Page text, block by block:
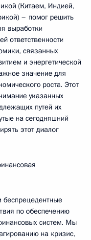
(Китаем, Индией,
– помог решить
выработки
ответственности
связанных
и энергетической
значение для
роста. Этот
указанных
путей их
на сегодняшний
этот диалог
по обеспечению
систем. Мы
на кризис,